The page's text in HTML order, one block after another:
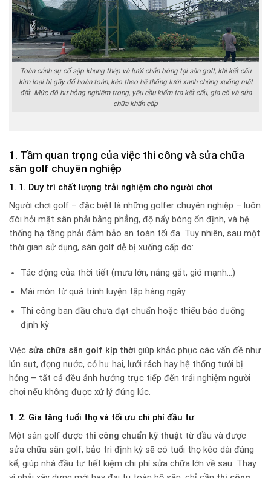
Toàn cảnh sự cố sập khung thép và lưới chắn bóng tại sân golf, khi kết cấu
kim loại bị gãy đổ hoàn toàn, kéo theo hệ thống lưới xanh chùng xuống mặt
đất. Mức độ hư hỏng nghiêm trọng, yêu cầu kiểm tra kết cấu, gia cố và sửa
chữa khẩn cấp
1. Tầm quan trọng của việc thi công và sửa chữa
sân golf chuyên nghiệp
1. 1. Duy trì chất lượng trải nghiệm cho người chơi
Người chơi golf – đặc biệt là những golfer chuyên nghiệp – luôn
đòi hỏi mặt sân phải bằng phẳng, độ nẩy bóng ổn định, và hệ
thống hạ tầng phải đảm bảo an toàn tối đa. Tuy nhiên, sau một
thời gian sử dụng, sân golf dễ bị xuống cấp do:
Tác động của thời tiết (mưa lớn, nắng gắt, gió mạnh…)
Mài mòn từ quá trình luyện tập hàng ngày
Thi công ban đầu chưa đạt chuẩn hoặc thiếu bảo dưỡng
định kỳ
Việc sửa chữa sân golf kịp thời giúp khắc phục các vấn đề như
lún sụt, đọng nước, cỏ hư hại, lưới rách hay hệ thống tưới bị
hỏng – tất cả đều ảnh hưởng trực tiếp đến trải nghiệm người
chơi nếu không được xử lý đúng lúc.
1. 2. Gia tăng tuổi thọ và tối ưu chi phí đầu tư
Một sân golf được thi công chuẩn kỹ thuật từ đầu và được
sửa chữa sân golf, bảo trì định kỳ sẽ có tuổi thọ kéo dài đáng
kể, giúp nhà đầu tư tiết kiệm chi phí sửa chữa lớn về sau. Thay